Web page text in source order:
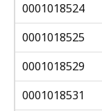
0001018524
0001018525
0001018529
0001018531